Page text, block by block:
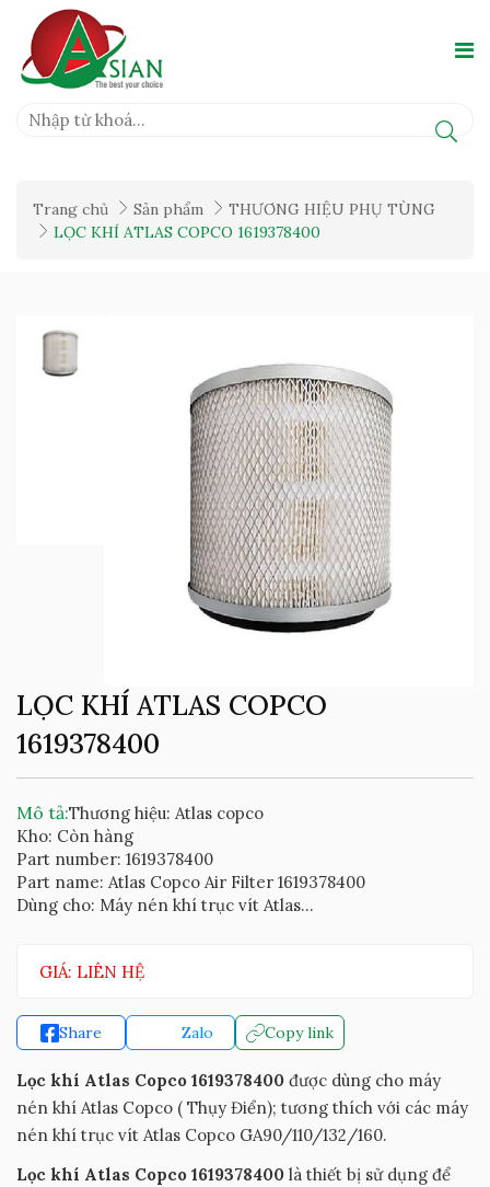
Trang chủ Sản phẩm
THƯƠNG HIỆU PHỤ TÙNG
LỌC KHÍ ATLAS COPCO 1619378400
LỌC KHÍ ATLAS COPCO
1619378400
Mô tả:Thương hiệu: Atlas copco
Kho: Còn hàng
Part number: 1619378400
Part name: Atlas Copco Air Filter 1619378400
Dùng cho: Máy nén khí trục vít Atlas...
GIÁ: LIÊN HỆ
Share Zalo Copy link
Lọc khí Atlas Copco 1619378400 được dùng cho máy
nén khí Atlas Copco ( Thụy Điển); tương thích với các máy
nén khí trục vít Atlas Copco GA90/110/132/160.
Lọc khí Atlas Copco 1619378400 là thiết bị sử dụng để